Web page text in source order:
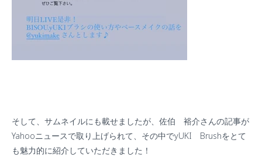
そして、サムネイルにも載せましたが、佐伯 裕介さんの記事が
Yahooニュースで取り上げられて、その中でyUKI Brushをとて
も魅力的に紹介していただきました！